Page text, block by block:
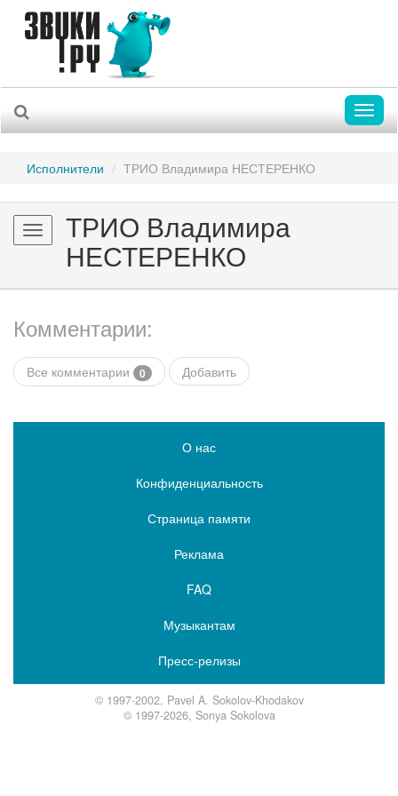
Исполнители ТРИО Владимира НЕСТЕРЕНКО
Toggle
navigation
ТРИО Владимира
НЕСТЕРЕНКО
Комментарии:
Все комментарии 0 Добавить
О нас
Конфиденциальность
Страница памяти
Реклама
FAQ
Музыкантам
Пресс-релизы
© 1997-2002, Pavel A. Sokolov-Khodakov
© 1997-2026, Sonya Sokolova